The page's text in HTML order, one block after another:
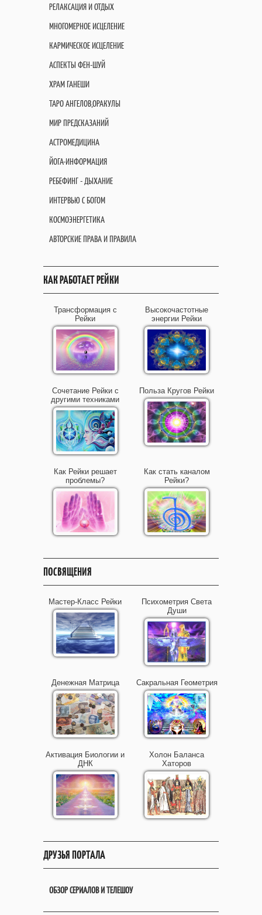
РЕЛАКСАЦИЯ И ОТДЫХ
МНОГОМЕРНОЕ ИСЦЕЛЕНИЕ
КАРМИЧЕСКОЕ ИСЦЕЛЕНИЕ
АСПЕКТЫ ФЕН-ШУЙ
ХРАМ ГАНЕШИ
ТАРО АНГЕЛОВ,ОРАКУЛЫ
МИР ПРЕДСКАЗАНИЙ
АСТРОМЕДИЦИНА
ЙОГА-ИНФОРМАЦИЯ
РЕБЕФИНГ - ДЫХАНИЕ
ИНТЕРВЬЮ С БОГОМ
КОСМОЭНЕРГЕТИКА
АВТОРСКИЕ ПРАВА И ПРАВИЛА
КАК РАБОТАЕТ РЕЙКИ
Трансформация с
Рейки
Высокочастотные
энергии Рейки
Сочетание Рейки с
другими техниками
Польза Кругов Рейки
Как Рейки решает
проблемы?
Как стать каналом
Рейки?
ПОСВЯЩЕНИЯ
Мастер-Класс Рейки
Психометрия Света
Души
Денежная Матрица Сакральная Геометрия
Активация Биологии и
ДНК
Холон Баланса
Хаторов
ДРУЗЬЯ ПОРТАЛА
ОБЗОР СЕРИАЛОВ И ТЕЛЕШОУ